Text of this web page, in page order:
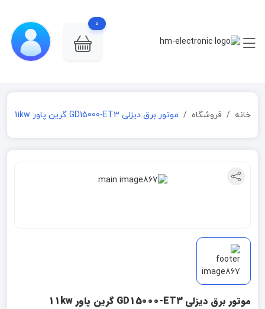
0
خانه فروشگاه موتور برق دیزلی GD15000-ET3 گرین پاور 11kw
موتور برق دیزلی GD15000-ET3 گرین پاور 11kw